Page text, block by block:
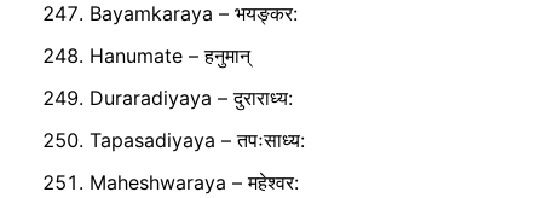
Bayamkaraya – भयङ्कर:
Hanumate – हनुमान्
Duraradiyaya – दुराराध्य:
Tapasadiyaya – तपःसाध्य:
Maheshwaraya – महेश्वर: